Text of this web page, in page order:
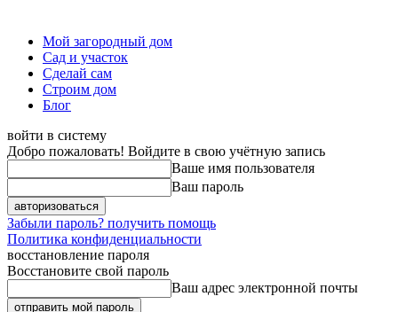
Мой загородный дом
Сад и участок
Сделай сам
Строим дом
Блог
войти в систему
Добро пожаловать! Войдите в свою учётную запись
Ваше имя пользователя
Ваш пароль
Забыли пароль? получить помощь
Политика конфиденциальности
восстановление пароля
Восстановите свой пароль
Ваш адрес электронной почты